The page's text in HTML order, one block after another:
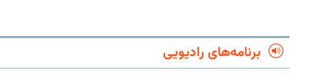
برنامه‌های رادیویی